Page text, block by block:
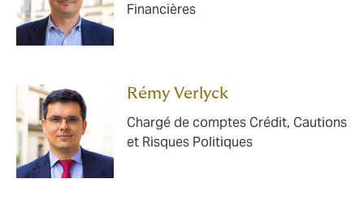
Financières
Rémy Verlyck
Chargé de comptes Crédit, Cautions
et Risques Politiques